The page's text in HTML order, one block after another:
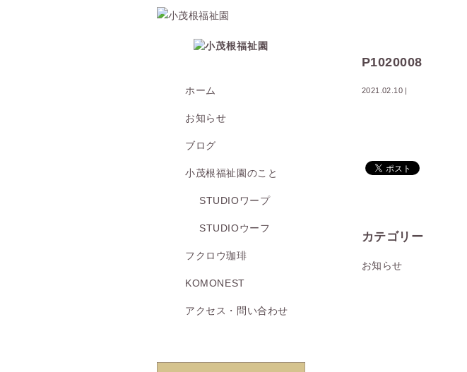
ホーム
お知らせ
ブログ
小茂根福祉園のこと
STUDIOワープ
STUDIOウーフ
フクロウ珈琲
KOMONEST
アクセス・問い合わせ
P1020008
2021.02.10 |
カテゴリー
お知らせ